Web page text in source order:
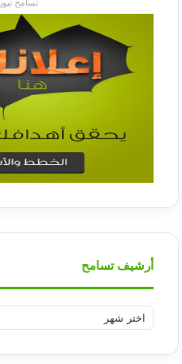
تسامح نيوز
أرشيف تسامح
أرشيف
تسامح